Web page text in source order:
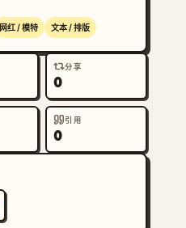
网红 / 模特 文本 / 排版
分享
0
引用
0